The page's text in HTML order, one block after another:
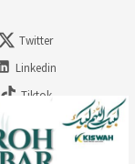
Twitter
Linkedin
Tiktok